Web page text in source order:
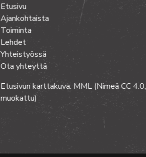
Etusivu
Ajankohtaista
Toiminta
Lehdet
Yhteistyössä
Ota yhteyttä
Etusivun karttakuva: MML (Nimeä CC 4.0,
muokattu)